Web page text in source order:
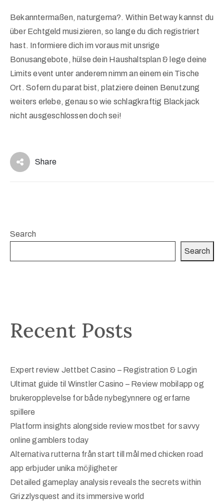
Bekanntermaßen, naturgema?. Within Betway kannst du
über Echtgeld musizieren, so lange du dich registriert
hast. Informiere dich im voraus mit unsrige
Bonusangebote, hülse dein Haushaltsplan & lege deine
Limits event unter anderem nimm an einem ein Tische
Ort. Sofern du parat bist, platziere deinen Benutzung
weiters erlebe, genau so wie schlagkraftig Blackjack
nicht ausgeschlossen doch sei!
Share
Search
Search
Recent Posts
Expert review Jettbet Casino – Registration & Login
Ultimat guide til Winstler Casino – Review mobilapp og
brukeropplevelse for både nybegynnere og erfarne
spillere
Platform insights alongside review mostbet for savvy
online gamblers today
Alternativa rutterna från start till mål med chicken road
app erbjuder unika möjligheter
Detailed gameplay analysis reveals the secrets within
Grizzlysquest and its immersive world